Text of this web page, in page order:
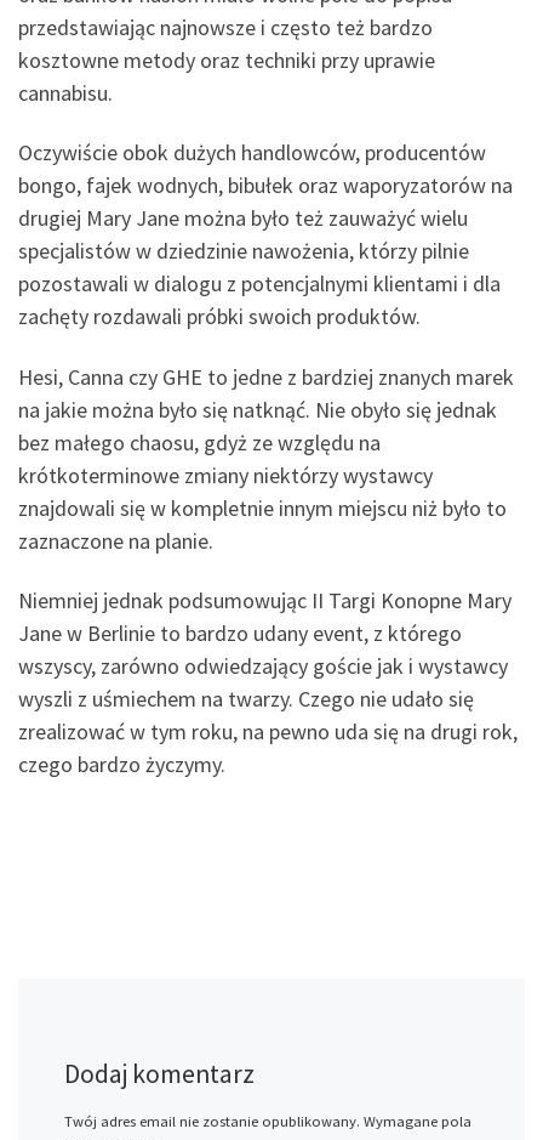
przedstawiając najnowsze i często też bardzo
kosztowne metody oraz techniki przy uprawie
cannabisu.
Oczywiście obok dużych handlowców, producentów
bongo, fajek wodnych, bibułek oraz waporyzatorów na
drugiej Mary Jane można było też zauważyć wielu
specjalistów w dziedzinie nawożenia, którzy pilnie
pozostawali w dialogu z potencjalnymi klientami i dla
zachęty rozdawali próbki swoich produktów.
Hesi, Canna czy GHE to jedne z bardziej znanych marek
na jakie można było się natknąć. Nie obyło się jednak
bez małego chaosu, gdyż ze względu na
krótkoterminowe zmiany niektórzy wystawcy
znajdowali się w kompletnie innym miejscu niż było to
zaznaczone na planie.
Niemniej jednak podsumowując II Targi Konopne Mary
Jane w Berlinie to bardzo udany event, z którego
wszyscy, zarówno odwiedzający goście jak i wystawcy
wyszli z uśmiechem na twarzy. Czego nie udało się
zrealizować w tym roku, na pewno uda się na drugi rok,
czego bardzo życzymy.
Dodaj komentarz
Twój adres email nie zostanie opublikowany. Wymagane pola